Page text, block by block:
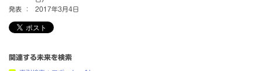
発表 ：
2017年3月4日
関連する未来を検索